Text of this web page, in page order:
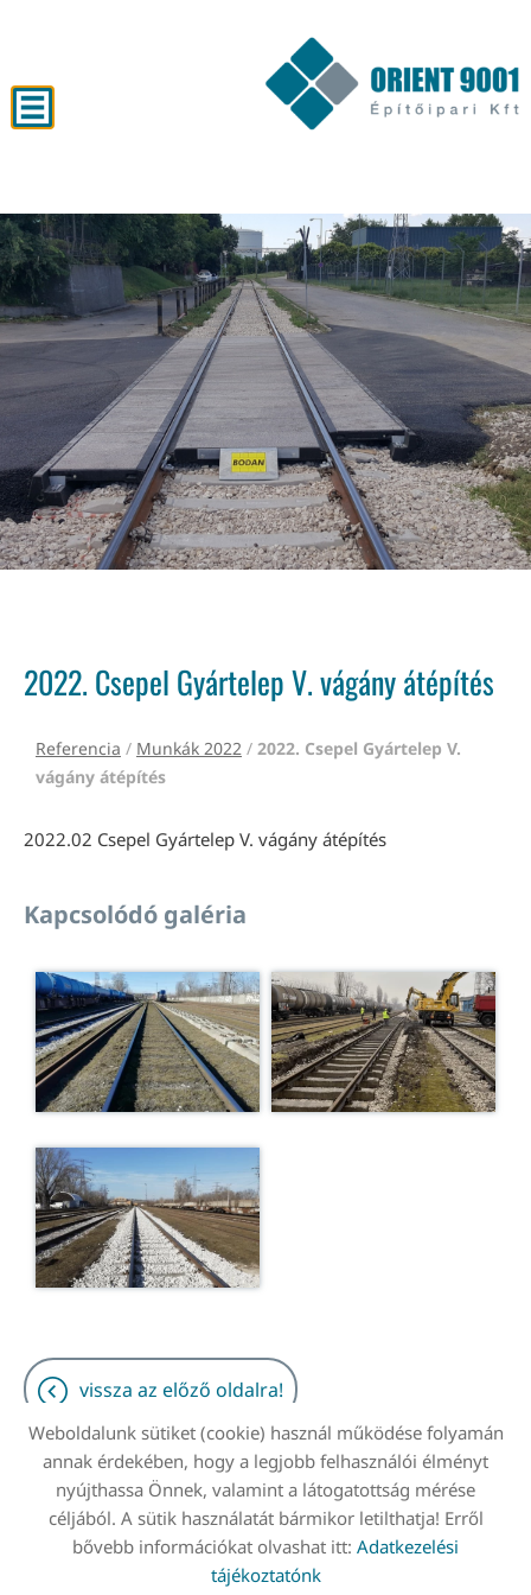
2022. Csepel Gyártelep V. vágány átépítés
Referencia / Munkák 2022 / 2022. Csepel Gyártelep V.
vágány átépítés
2022.02 Csepel Gyártelep V. vágány átépítés
Kapcsolódó galéria
vissza az előző oldalra!
Oldal információk
Adatkezelési tájékoztató
Impresszum
Sütik kezelése
Weboldalunk sütiket (cookie) használ működése folyamán
annak érdekében, hogy a legjobb felhasználói élményt
nyújthassa Önnek, valamint a látogatottság mérése
céljából. A sütik használatát bármikor letilthatja! Erről
bővebb információkat olvashat itt: Adatkezelési
tájékoztatónk